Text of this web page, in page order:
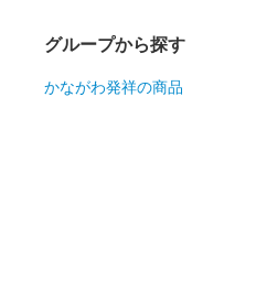
グループから探す
かながわ発祥の商品